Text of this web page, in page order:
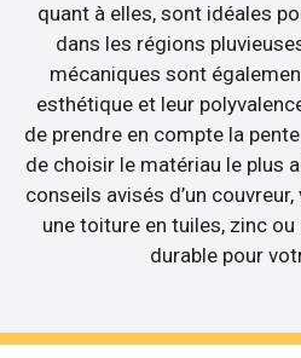
quant à elles, sont idéales
dans les régions
mécaniques sont
esthétique et leur
de prendre en compte la
de choisir le matériau le plus
conseils avisés d’un
une toiture en tuiles, zinc
durable pour